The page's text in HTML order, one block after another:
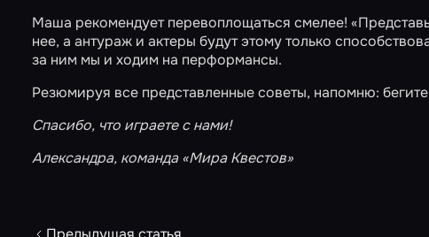
Маша рекомендует перевоплощаться смелее!
нее, а антураж и актеры будут этому только
за ним мы и ходим на перформансы.
Резюмируя все представленные советы, напомню:
Спасибо, что играете с нами!
Александра, команда «Мира Квестов»